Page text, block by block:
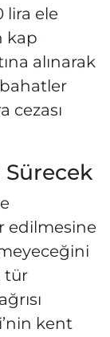
lira ele
kap
alınarak
cezası
Sürecek
edilmesine
tür
kent